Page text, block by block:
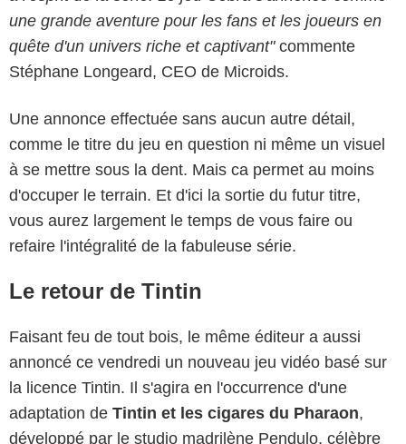
une grande aventure pour les fans et les joueurs en
quête d'un univers riche et captivant" commente
Stéphane Longeard, CEO de Microids.
Une annonce effectuée sans aucun autre détail,
comme le titre du jeu en question ni même un visuel
à se mettre sous la dent. Mais ca permet au moins
d'occuper le terrain. Et d'ici la sortie du futur titre,
vous aurez largement le temps de vous faire ou
refaire l'intégralité de la fabuleuse série.
Le retour de Tintin
Faisant feu de tout bois, le même éditeur a aussi
annoncé ce vendredi un nouveau jeu vidéo basé sur
la licence Tintin. Il s'agira en l'occurrence d'une
adaptation de Tintin et les cigares du Pharaon,
développé par le studio madrilène Pendulo, célèbre